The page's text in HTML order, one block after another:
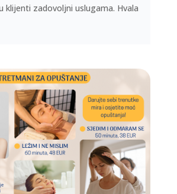
klijenti zadovoljni uslugama. Hvala